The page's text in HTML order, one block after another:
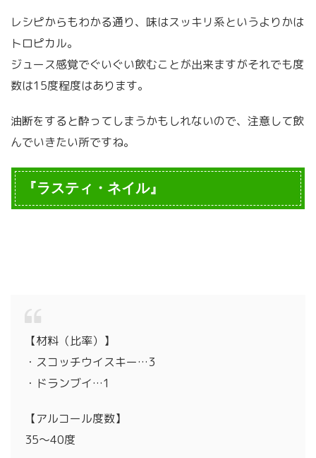
レシピからもわかる通り、味はスッキリ系というよりかは
トロピカル。
ジュース感覚でぐいぐい飲むことが出来ますがそれでも度
数は15度程度はあります。
油断をすると酔ってしまうかもしれないので、注意して飲
んでいきたい所ですね。
『ラスティ・ネイル』
【材料（比率）】
・スコッチウイスキー…3
・ドランブイ…1
【アルコール度数】
35～40度